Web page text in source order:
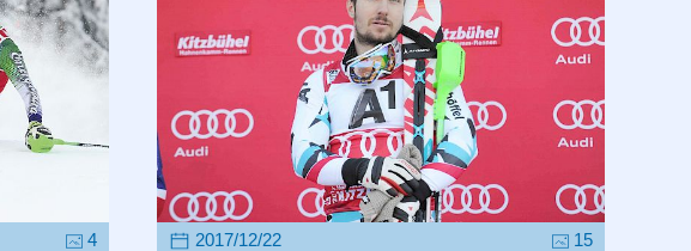
4 2017/12/22 15